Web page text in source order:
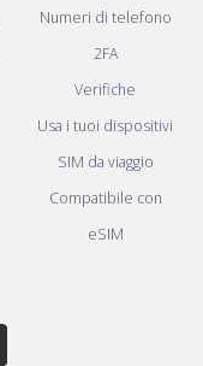
Numeri di telefono
2FA
Verifiche
Usa i tuoi dispositivi
SIM da viaggio
Compatibile con
eSIM